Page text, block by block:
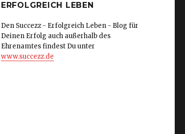
ERFOLGREICH LEBEN
Den Succezz - Erfolgreich Leben - Blog für
Deinen Erfolg auch außerhalb des
Ehrenamtes findest Du unter
www.succezz.de